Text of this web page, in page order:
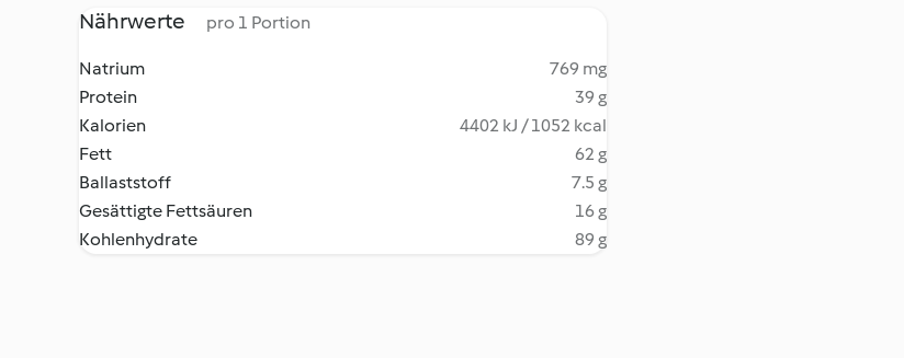
Nährwerte pro 1 Portion
Natrium
769 mg
Protein
39 g
Kalorien
4402 kJ / 1052 kcal
Fett
62 g
Ballaststoff
7.5 g
Gesättigte Fettsäuren
16 g
Kohlenhydrate
89 g